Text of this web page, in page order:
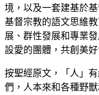
境，以及一套建基於
基督宗教的語文思維
展、群性發展和專業
設愛的團體，共創美好
按聖經原文，「人」
們，人本來和各種野